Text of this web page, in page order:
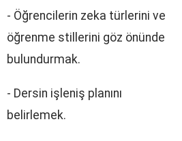
- Öğrencilerin zeka türlerini ve
öğrenme stillerini göz önünde
bulundurmak.
- Dersin işleniş planını
belirlemek.